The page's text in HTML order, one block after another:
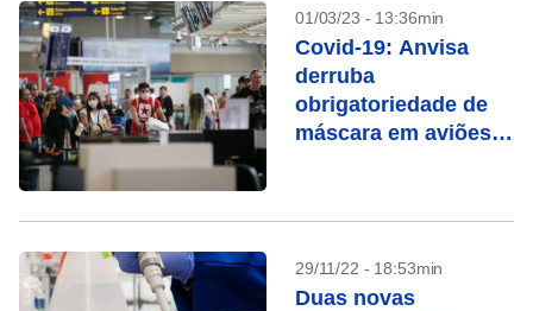
01/03/23 - 13:36min
Covid-19: Anvisa
derruba
obrigatoriedade de
máscara em aviões e
29/11/22 - 18:53min
Duas novas